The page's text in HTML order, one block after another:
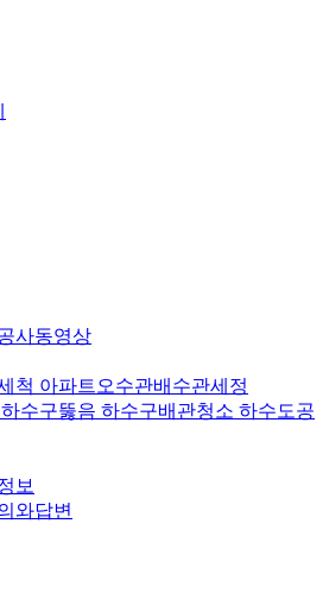
사동영상
척 아파트오수관배수관세정
수구뚫음 하수구배관청소 하수도공
보
와답변